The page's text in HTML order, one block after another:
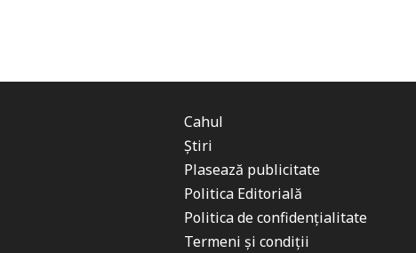
Cahul
Știri
Plasează publicitate
Politica Editorială
Politica de confidențialitate
Termeni și condiții